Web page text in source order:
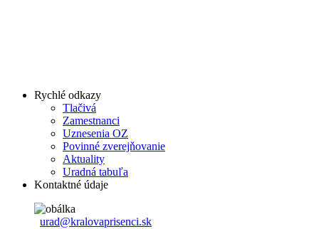
Rychlé odkazy
Tlačivá
Zamestnanci
Uznesenia OZ
Povinné zverejňovanie
Aktuality
Uradná tabuľa
Kontaktné údaje
urad@kralovaprisenci.sk